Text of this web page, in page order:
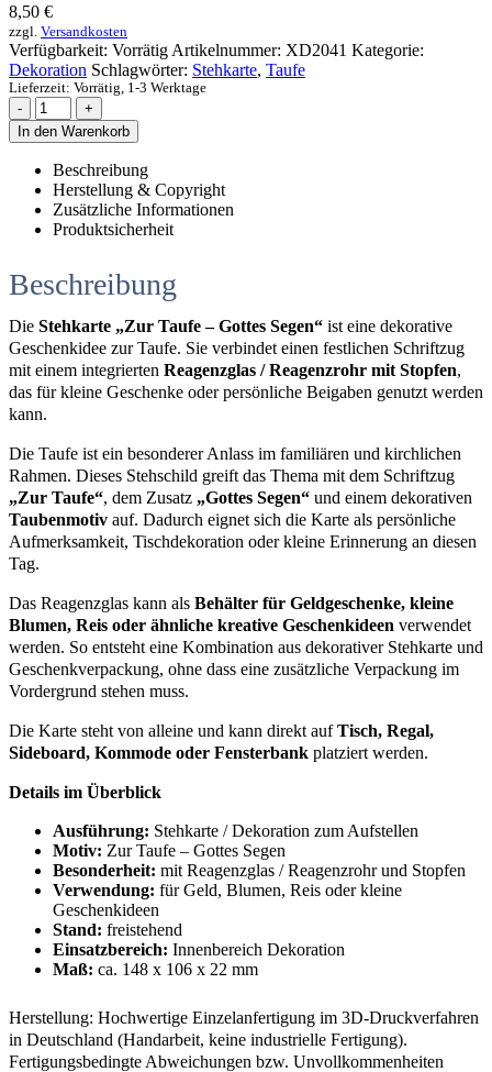
8,50 €
zzgl. Versandkosten
Verfügbarkeit: Vorrätig Artikelnummer: XD2041 Kategorie:
Dekoration Schlagwörter: Stehkarte, Taufe
Lieferzeit: Vorrätig, 1-3 Werktage
-
+
In den Warenkorb
Beschreibung
Herstellung & Copyright
Zusätzliche Informationen
Produktsicherheit
Beschreibung
Die Stehkarte „Zur Taufe – Gottes Segen“ ist eine dekorative
Geschenkidee zur Taufe. Sie verbindet einen festlichen Schriftzug
mit einem integrierten Reagenzglas / Reagenzrohr mit Stopfen,
das für kleine Geschenke oder persönliche Beigaben genutzt werden
kann.
Die Taufe ist ein besonderer Anlass im familiären und kirchlichen
Rahmen. Dieses Stehschild greift das Thema mit dem Schriftzug
„Zur Taufe“, dem Zusatz „Gottes Segen“ und einem dekorativen
Taubenmotiv auf. Dadurch eignet sich die Karte als persönliche
Aufmerksamkeit, Tischdekoration oder kleine Erinnerung an diesen
Tag.
Das Reagenzglas kann als Behälter für Geldgeschenke, kleine
Blumen, Reis oder ähnliche kreative Geschenkideen verwendet
werden. So entsteht eine Kombination aus dekorativer Stehkarte und
Geschenkverpackung, ohne dass eine zusätzliche Verpackung im
Vordergrund stehen muss.
Die Karte steht von alleine und kann direkt aufTisch, Regal,
Sideboard, Kommode oder Fensterbank platziert werden.
Details im Überblick
Ausführung: Stehkarte / Dekoration zum Aufstellen
Motiv: Zur Taufe – Gottes Segen
Besonderheit: mit Reagenzglas / Reagenzrohr und Stopfen
Verwendung: für Geld, Blumen, Reis oder kleine
Geschenkideen
Stand: freistehend
Einsatzbereich: Innenbereich Dekoration
Maß: ca. 148 x 106 x 22 mm
Herstellung: Hochwertige Einzelanfertigung im 3D-Druckverfahren
in Deutschland (Handarbeit, keine industrielle Fertigung).
Fertigungsbedingte Abweichungen bzw. Unvollkommenheiten